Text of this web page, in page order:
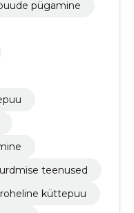
pügamine
teenused
roheline küttepuu